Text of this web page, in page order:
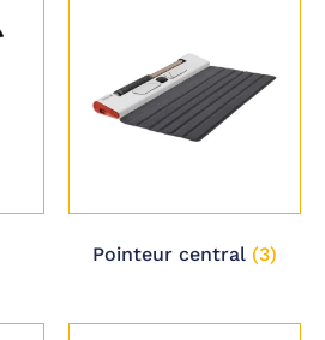
Pointeur central (3)